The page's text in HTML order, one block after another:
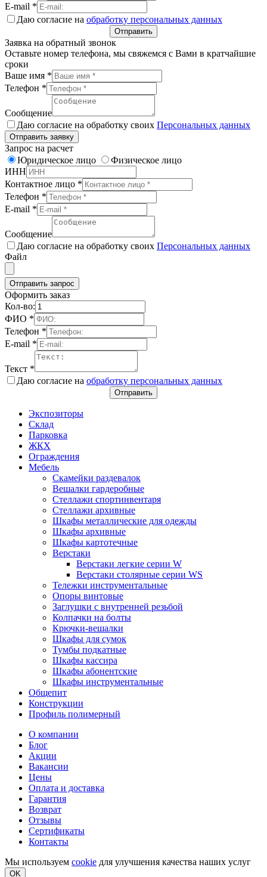
E-mail *
Даю согласие на обработку персональных данных
Отправить
Заявка на обратный звонок
Оставьте номер телефона, мы свяжемся с Вами в кратчайшие
сроки
Ваше имя *
Телефон *
Сообщение
Даю согласие на обработку своих Персональных данных
Отправить заявку
Запрос на расчет
Юридическое лицо
Физическое лицо
ИНН
Контактное лицо *
Телефон *
E-mail *
Сообщение
Даю согласие на обработку своих Персональных данных
Файл
Отправить запрос
Оформить заказ
Кол-во:
ФИО *
Телефон *
E-mail *
Текст *
Даю согласие на обработку персональных данных
Отправить
Экспозиторы
Склад
Парковка
ЖКХ
Ограждения
Мебель
Скамейки раздевалок
Вешалки гардеробные
Стеллажи спортинвентаря
Стеллажи архивные
Шкафы металлические для одежды
Шкафы архивные
Шкафы картотечные
Верстаки
Верстаки легкие серии W
Верстаки столярные серии WS
Тележки инструментальные
Опоры винтовые
Заглушки с внутренней резьбой
Колпачки на болты
Крючки-вешалки
Шкафы для сумок
Тумбы подкатные
Шкафы кассира
Шкафы абонентские
Шкафы инструментальные
Общепит
Конструкции
Профиль полимерный
О компании
Блог
Акции
Вакансии
Цены
Оплата и доставка
Гарантия
Возврат
Отзывы
Сертификаты
Контакты
Мы используем cookie для улучшения качества наших услуг
OK